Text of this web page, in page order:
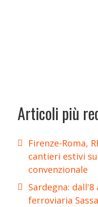
Articoli più
Firenze-Roma,
cantieri estivi
convenzionale
Sardegna:
ferroviaria